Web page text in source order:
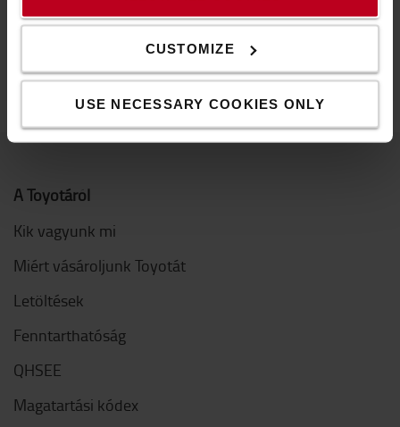
CUSTOMIZE
USE NECESSARY COOKIES ONLY
A Toyotáról
Kik vagyunk mi
Miért vásároljunk Toyotát
Letöltések
Fenntarthatóság
QHSEE
Magatartási kódex